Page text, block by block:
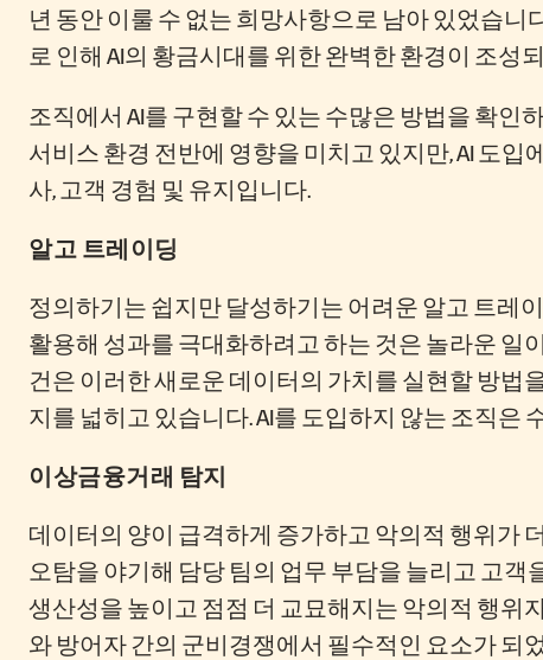
년 동안 이룰 수 없는 희망사항으로 남아 있었습니
로 인해 AI의 황금시대를 위한 완벽한 환경이 조성
조직에서 AI를 구현할 수 있는 수많은 방법을 확인
서비스 환경 전반에 영향을 미치고 있지만, AI 도입
사, 고객 경험 및 유지입니다.
알고 트레이딩
정의하기는 쉽지만 달성하기는 어려운 알고 트레
활용해 성과를 극대화하려고 하는 것은 놀라운 일
건은 이러한 새로운 데이터의 가치를 실현할 방법
지를 넓히고 있습니다. AI를 도입하지 않는 조직은
이상금융거래 탐지
데이터의 양이 급격하게 증가하고 악의적 행위가
오탐을 야기해 담당 팀의 업무 부담을 늘리고 고
생산성을 높이고 점점 더 교묘해지는 악의적 행위
와 방어자 간의 군비경쟁에서 필수적인 요소가 되